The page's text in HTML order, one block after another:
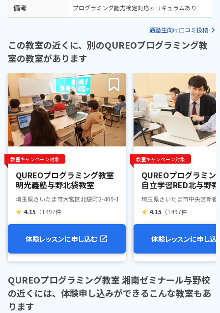
備考 プログラミング能力検定対応カリキュラムあり
通塾生向け口コミ投稿
この教室の近くに、別のQUREOプログラミング教
室の教室があります
教室キャンペーン対象
QUREOプログラミング教室
明光義塾与野北袋教室
埼玉県さいたま市大宮区北袋町2-409-1
★ 4.15 （1497件
体験レッスンに申し込む
教室キャンペーン対象
QUREOプログラミン
自立学習RED北与野
埼玉県さいたま市中央区新都
★ 4.15 （1497件
体験レッスンに申し込
QUREOプログラミング教室 湘南ゼミナール与野校
の近くには、体験申し込みができるこんな教室もあ
ります